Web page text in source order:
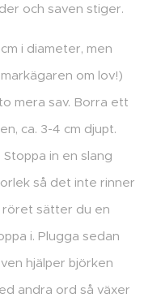
och saven stiger.
i diameter, men
om lov!)
mera sav. Borra ett
ca. 3-4 cm djupt.
in en slang
så det inte rinner
röret sätter du en
i. Plugga sedan
hjälper björken
andra ord så växer